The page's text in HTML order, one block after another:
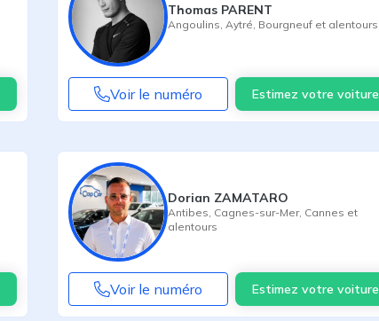
Thomas PARENT
Angoulins Aytré Bourgneufet alentours
Voir le numéro Estimez votre voiture
Dorian ZAMATARO
Antibes Cagnes-sur-Mer, Cannes et
alentours
Voir le numéro Estimez votre voiture